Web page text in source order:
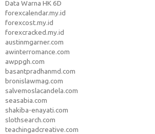
Data Warna HK 6D
forexcalendar.my.id
forexcost.my.id
forexcracked.my.id
austinmgarner.com
awinterromance.com
awppgh.com
basantpradhanmd.com
bronislawmag.com
salvemoslacandela.com
seasabia.com
shakiba-enayati.com
slothsearch.com
teachingadcreative.com